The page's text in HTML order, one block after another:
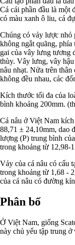
Cá cái phần đầu là một
có màu xanh ô liu, cá
Chúng có vảy lược nhỏ
không ngắt quãng,
gai của vây lưng tương
thùy. Vây lưng, vây
nâu nhạt. Nửa trên thân
không đều nhau, các
Kích thước tối đa của
bình khoảng 200mm.
Cá nâu ở Việt Nam
88,71 ± 24,10mm, dao
lượng (P) trung bình
trong khoảng từ 12,98-
Vảy của cá nâu có cấu
trong khoảng từ 1,68 -
của cá nâu có đường
Phân bố
Ở Việt Nam, giống
này chủ yếu tập trung